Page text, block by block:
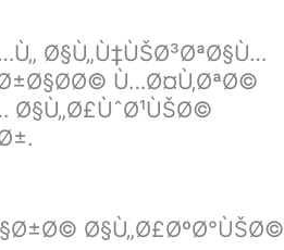
Ø§Ù„Ù‡ÙŠØ³ØªØ§Ù…
Ø±Ø§Ø­Ø© Ù…Ø¤Ù‚ØªØ©
Ø§Ù„Ø£ÙˆØ¹ÙŠØ©
Ø§Ù„Ø£ØºØ°ÙŠØ©